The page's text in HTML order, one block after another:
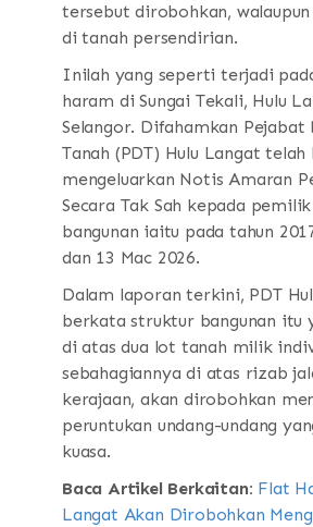
tersebut dirobohkan,
di tanah persendirian.
Inilah yang seperti terjadi
haram di Sungai Tekali, Hulu
Selangor. Difahamkan Pejabat
Tanah (PDT) Hulu Langat
mengeluarkan Notis Amaran
Secara Tak Sah kepada
bangunan iaitu pada tahun
dan 13 Mac 2026.
Dalam laporan terkini, PDT
berkata struktur bangunan itu
di atas dua lot tanah milik
sebahagiannya di atas rizab
kerajaan, akan dirobohkan
peruntukan undang-undang
kuasa.
Baca Artikel Berkaitan: Flat
Langat Akan Dirobohkan